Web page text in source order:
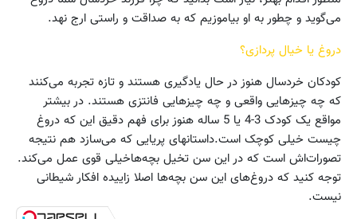
می‌گوید و چطور به او بیاموزیم که به صداقت و راستی ارج نهد.
دروغ یا خیال پردازی؟
کودکان خردسال هنوز در حال یادگیری هستند و تازه تجربه می‌کنند
که چه چیزهایی واقعی و چه چیزهایی فانتزی هستند. در بیشتر
مواقع یک کودک 3-4 یا 5 ساله هنوز برای فهم دقیق این که دروغ
چیست خیلی کوچک است.داستانهای پریایی که می‌سازد هم نتیجه
تصورات‌اش است که در این سن تخیل بچه‌هاخیلی قوی عمل می‌کند.
توجه کنید که دروغ‌های این سن بچه‌ها اصلا زاییده افکار شیطانی
نیست.